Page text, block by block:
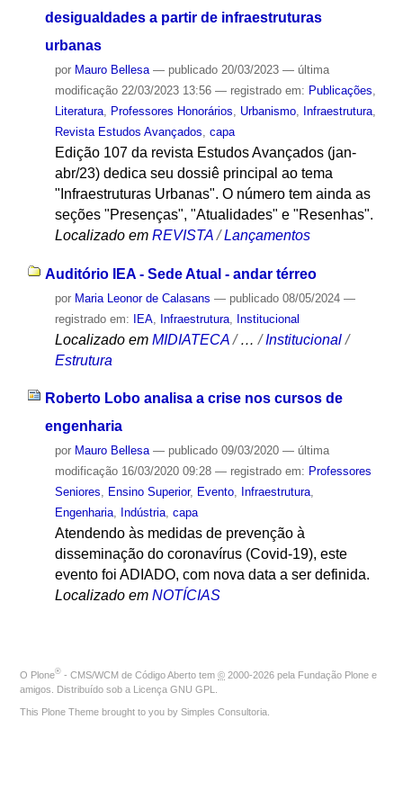
desigualdades a partir de infraestruturas
urbanas
por Mauro Bellesa — publicado20/03/2023 — última
modificação22/03/2023 13:56 — registrado em: Publicações,
Literatura, Professores Honorários, Urbanismo, Infraestrutura,
Revista Estudos Avançados, capa
Edição 107 da revista Estudos Avançados (jan-
abr/23) dedica seu dossiê principal ao tema
"Infraestruturas Urbanas". O número tem ainda as
seções "Presenças", "Atualidades" e "Resenhas".
Localizado em REVISTA /Lançamentos
Auditório IEA - Sede Atual - andar térreo
por Maria Leonor de Calasans — publicado08/05/2024 —
registrado em: IEA, Infraestrutura, Institucional
Localizado em MIDIATECA /…/Institucional /
Estrutura
Roberto Lobo analisa a crise nos cursos de
engenharia
por Mauro Bellesa — publicado09/03/2020 — última
modificação16/03/2020 09:28 — registrado em: Professores
Seniores, Ensino Superior, Evento, Infraestrutura,
Engenharia, Indústria, capa
Atendendo às medidas de prevenção à
disseminação do coronavírus (Covid-19), este
evento foi ADIADO, com nova data a ser definida.
Localizado em NOTÍCIAS
O Plone® - CMS/WCM de Código Aberto tem © 2000-2026 pela Fundação Plone e
amigos. Distribuído sob a Licença GNU GPL
This Plone Theme brought to you by Simples Consultoria